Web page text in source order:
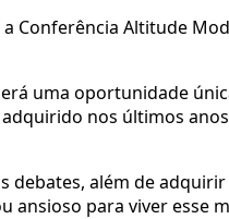
Conferência Altitude
uma oportunidade
nos últimos
debates, além de
ansioso para viver esse